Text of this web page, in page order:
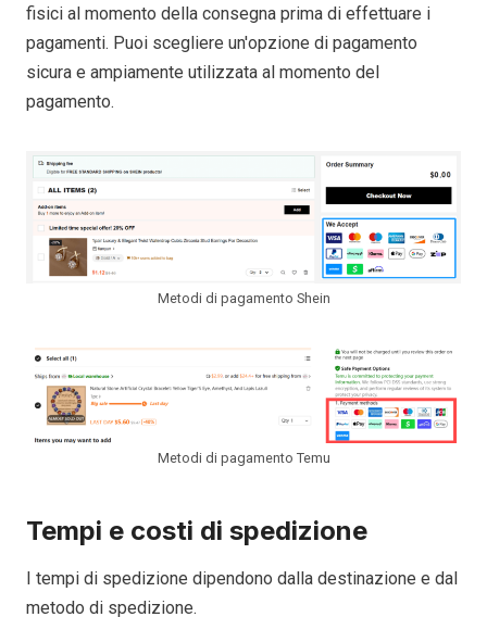
fisici al momento della consegna prima di effettuare i
pagamenti. Puoi scegliere un'opzione di pagamento
sicura e ampiamente utilizzata al momento del
pagamento.
Metodi di pagamento Shein
Metodi di pagamento Temu
Tempi e costi di spedizione
I tempi di spedizione dipendono dalla destinazione e dal
metodo di spedizione.